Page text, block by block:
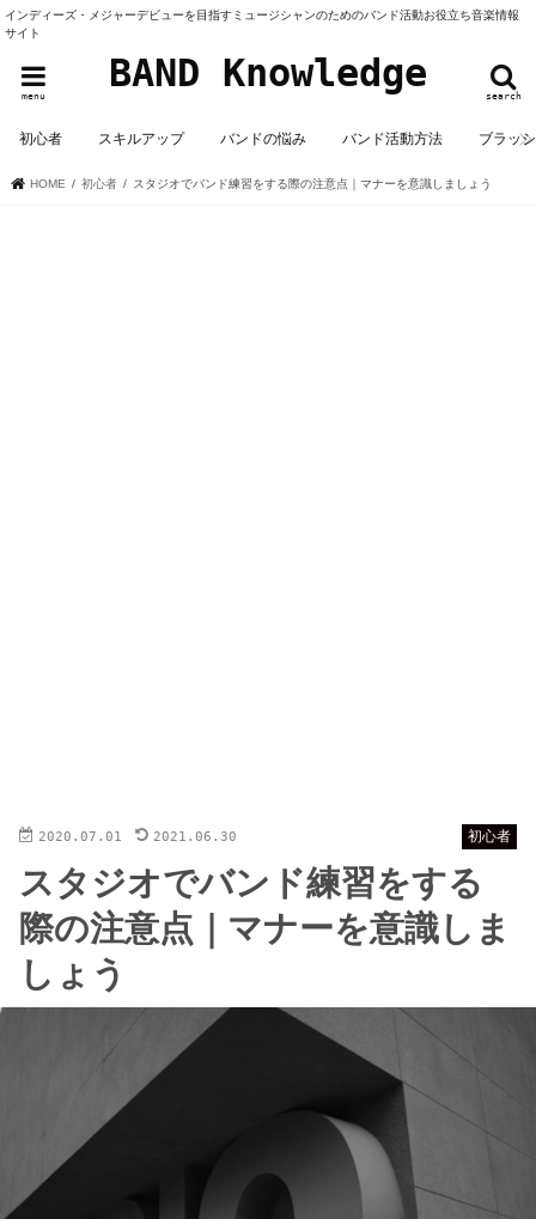
インディーズ・メジャーデビューを目指すミュージシャンのためのバンド活動お役立ち音楽情報
サイト
BAND Knowledge
search
menu
初心者 スキルアップ バンドの悩み バンド活動方法 ブラッ
HOME 初心者 スタジオでバンド練習をする際の注意点｜マナーを意識しましょう
初心者
2020.07.01 2021.06.30
スタジオでバンド練習をする
際の注意点｜マナーを意識しま
しょう